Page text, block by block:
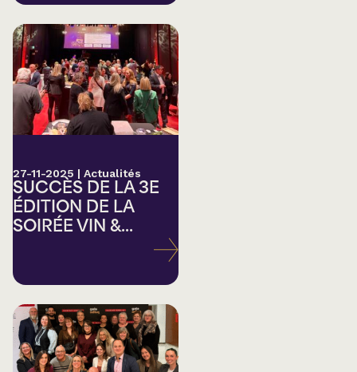
27-11-2025 | Actualités
SUCCÈS DE LA 3E
ÉDITION DE LA
SOIRÉE VIN &...